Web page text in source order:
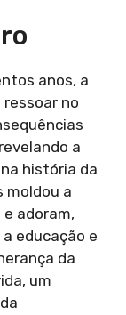
anos, a
no
a
história da
moldou a
adoram,
educação e
da
um